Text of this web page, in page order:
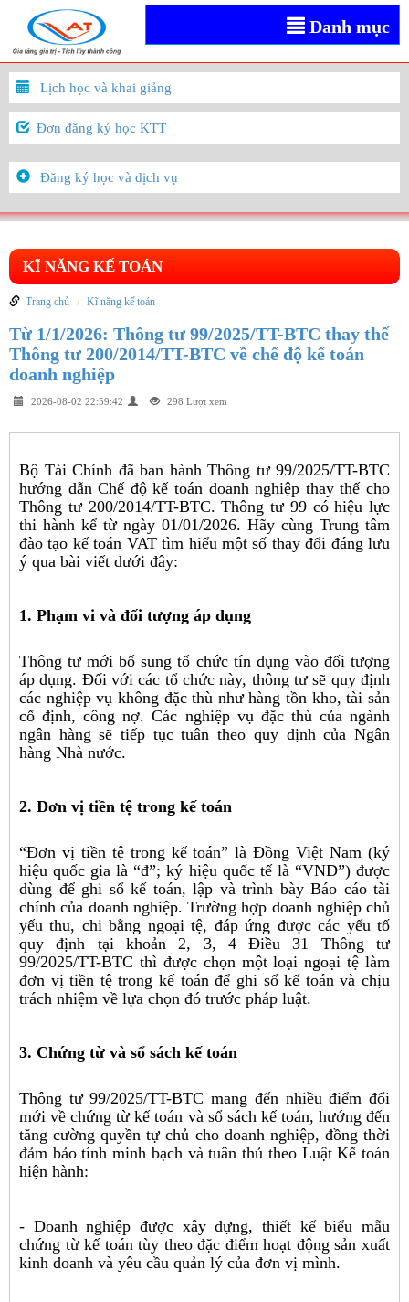
Danh mục
Lịch học và khai giảng
Đơn đăng ký học KTT
Đăng ký học và dịch vụ
KĨ NĂNG KẾ TOÁN
Trang chủ Kĩ năng kế toán
Từ 1/1/2026: Thông tư 99/2025/TT-BTC thay thế
Thông tư 200/2014/TT-BTC về chế độ kế toán
doanh nghiệp
2026-08-02 22:59:42 298 Lượt xem
Bộ Tài Chính đã ban hành Thông tư 99/2025/TT-BTC
hướng dẫn Chế độ kế toán doanh nghiệp thay thế cho
Thông tư 200/2014/TT-BTC. Thông tư 99 có hiệu lực
thi hành kể từ ngày 01/01/2026. Hãy cùng Trung tâm
đào tạo kế toán VAT tìm hiểu một số thay đổi đáng lưu
ý qua bài viết dưới đây:
1. Phạm vi và đối tượng áp dụng
Thông tư mới bổ sung tổ chức tín dụng vào đối tượng
áp dụng. Đối với các tổ chức này, thông tư sẽ quy định
các nghiệp vụ không đặc thù như hàng tồn kho, tài sản
cố định, công nợ. Các nghiệp vụ đặc thù của ngành
ngân hàng sẽ tiếp tục tuân theo quy định của Ngân
hàng Nhà nước.
2. Đơn vị tiền tệ trong kế toán
“Đơn vị tiền tệ trong kế toán” là Đồng Việt Nam (ký
hiệu quốc gia là “đ”; ký hiệu quốc tế là “VND”) được
dùng để ghi sổ kế toán, lập và trình bày Báo cáo tài
chính của doanh nghiệp. Trường hợp doanh nghiệp chủ
yếu thu, chi bằng ngoại tệ, đáp ứng được các yếu tố
quy định tại khoản 2, 3, 4 Điều 31 Thông tư
99/2025/TT-BTC thì được chọn một loại ngoại tệ làm
đơn vị tiền tệ trong kế toán để ghi sổ kế toán và chịu
trách nhiệm về lựa chọn đó trước pháp luật.
3. Chứng từ và sổ sách kế toán
Thông tư 99/2025/TT-BTC mang đến nhiều điểm đổi
mới về chứng từ kế toán và sổ sách kế toán, hướng đến
tăng cường quyền tự chủ cho doanh nghiệp, đồng thời
đảm bảo tính minh bạch và tuân thủ theo Luật Kế toán
hiện hành:
- Doanh nghiệp được xây dựng, thiết kế biểu mẫu
chứng từ kế toán tùy theo đặc điểm hoạt động sản xuất
kinh doanh và yêu cầu quản lý của đơn vị mình.